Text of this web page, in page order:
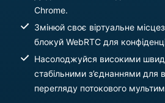
Chrome.
Змінюй своє віртуальне
блокуй WebRTC для
Насолоджуйся високими
стабільними з’єднаннями для
перегляду потокового